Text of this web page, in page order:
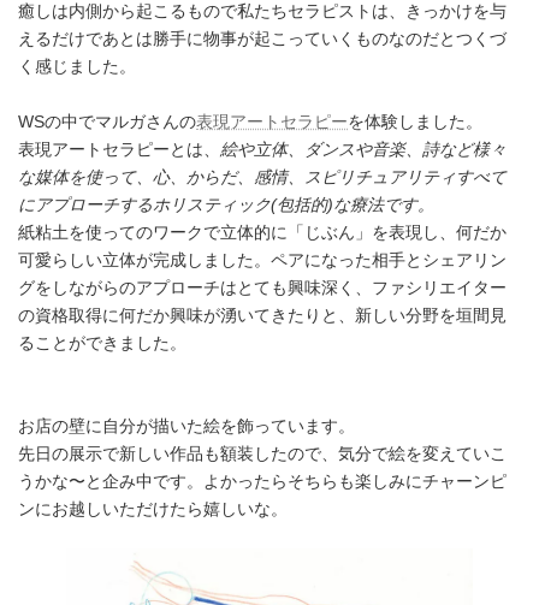
癒しは内側から起こるもので私たちセラピストは、きっかけを与
えるだけであとは勝手に物事が起こっていくものなのだとつくづ
く感じました。
WSの中でマルガさんの表現アートセラピーを体験しました。
表現アートセラピーとは、 絵や立体、ダンスや音楽、詩など様々
な媒体を使って、心、からだ、感情、スピリチュアリティすべて
にアプローチするホリスティック(包括的)な療法です。
紙粘土を使ってのワークで立体的に「じぶん」を表現し、何だか
可愛らしい立体が完成しました。ペアになった相手とシェアリン
グをしながらのアプローチはとても興味深く、ファシリエイター
の資格取得に何だか興味が湧いてきたりと、新しい分野を垣間見
ることができました。
お店の壁に自分が描いた絵を飾っています。
先日の展示で新しい作品も額装したので、気分で絵を変えていこ
うかな〜と企み中です。よかったらそちらも楽しみにチャーンピ
ンにお越しいただけたら嬉しいな。